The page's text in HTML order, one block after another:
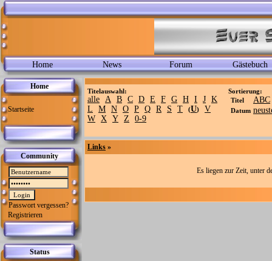
Home News Forum Gästebuch
Home
Startseite
Community
Passwort vergessen?
Registrieren
Status
Titelauswahl:
alle A B C D E F G H I J K
L
M N O P Q R S T (U)
V
W X Y Z 0-9
Sortierung:
Titel
ABC
Datum
Links »
Es liegen zur Zeit, unter